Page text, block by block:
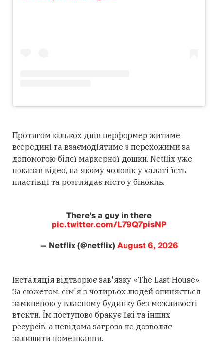
Протягом кількох днів перформер житиме
всередині та взаємодіятиме з перехожими за
допомогою білої маркерної дошки. Netflix уже
показав відео, на якому чоловік у халаті їсть
пластівці та розглядає місто у бінокль.
There's a guy in there
pic.twitter.com/L79Q7pisNP
— Netflix (@netflix)August 6, 2026
Інсталяція відтворює зав'язку «The Last House».
За сюжетом, сім'я з чотирьох людей опиняється
замкненою у власному будинку без можливості
втекти. Їм поступово бракує їжі та інших
ресурсів, а невідома загроза не дозволяє
залишити помешкання.